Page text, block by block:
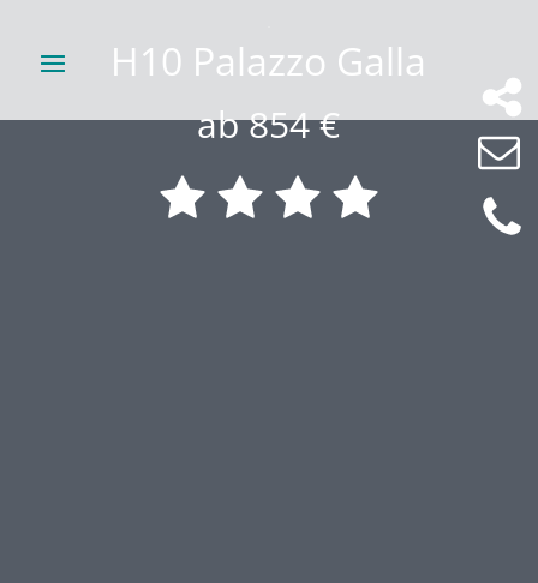
H10 Palazzo Galla
ab 854 €